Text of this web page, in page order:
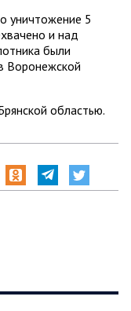
уничтожение 5
и над
были
Воронежской
областью.